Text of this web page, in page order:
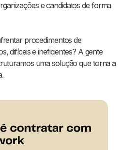
e candidatos de forma
procedimentos de
difíceis e ineficientes? A gente
uma solução que torna a